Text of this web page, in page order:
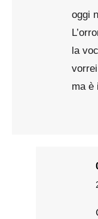
oggi
la
ma è